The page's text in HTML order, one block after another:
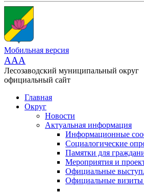
Мобильная версия
AAA
Лесозаводский муниципальный округ
официальный сайт
Главная
Округ
Новости
Актуальная информация
Информационные
Социалогические
Памятки для
Мероприятия и
Официальные
Официальные визиты